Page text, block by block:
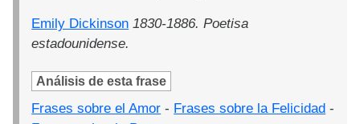
Emily Dickinson 1830-1886. Poetisa
estadounidense.
Análisis de esta frase
Frases sobre el Amor - Frases sobre la Felicidad -